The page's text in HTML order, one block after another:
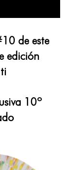
de este
edición
10º